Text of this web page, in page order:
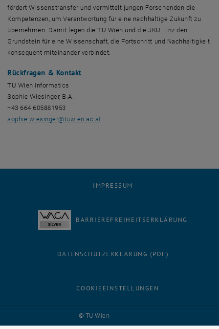
fördert Wissenstransfer und vermittelt jungen Forschenden die
Kompetenzen, um Verantwortung für eine nachhaltige Zukunft zu
übernehmen. Damit legen die TU Wien und die JKU Linz den
Grundstein für eine Wissenschaft, die Fortschritt und Nachhaltigkeit
konsequent miteinander verbindet.
Rückfragen & Kontakt
TU Wien Informatics
Sophie Wiesinger, B.A.
+43 664 605881953
sophie.wiesinger@tuwien.ac.at
© TU Wien
IMPRESSUM
BARRIEREFREIHEITSERKLÄRUNG
DATENSCHUTZERKLÄRUNG (PDF)
COOKIEEINSTELLUNGEN